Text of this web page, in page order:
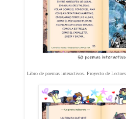
Libro de poemas interactivos. Proyecto de